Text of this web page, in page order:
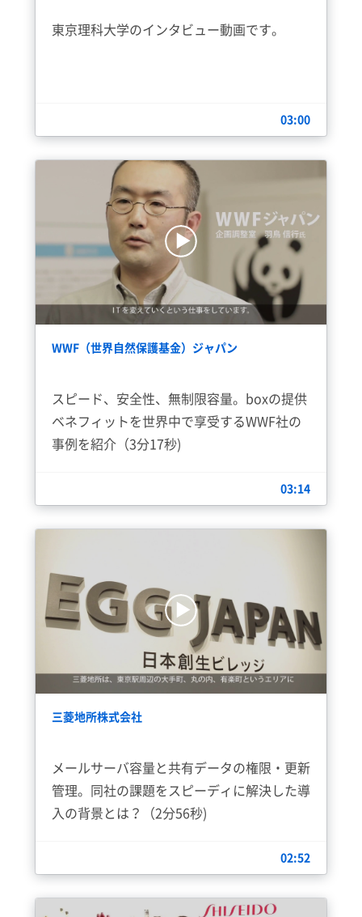
東京理科大学のインタビュー動画です。
03:00
WWF（世界自然保護基金）ジャパン
スピード、安全性、無制限容量。boxの提供
ベネフィットを世界中で享受するWWF社の
事例を紹介（3分17秒)
03:14
三菱地所株式会社
メールサーバ容量と共有データの権限・更新
管理。同社の課題をスピーディに解決した導
入の背景とは？（2分56秒)
02:52